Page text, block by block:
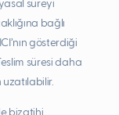
süreyi
bağlı
gösterdiği
süresi daha